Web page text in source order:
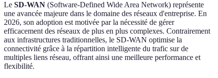
Le SD-WAN (Software-Defined Wide Area Network) représente
une avancée majeure dans le domaine des réseaux d'entreprise. En
2026, son adoption est motivée par la nécessité de gérer
efficacement des réseaux de plus en plus complexes. Contrairement
aux infrastructures traditionnelles, le SD-WAN optimise la
connectivité grâce à la répartition intelligente du trafic sur de
multiples liens réseau, offrant ainsi une meilleure performance et
flexibilité.